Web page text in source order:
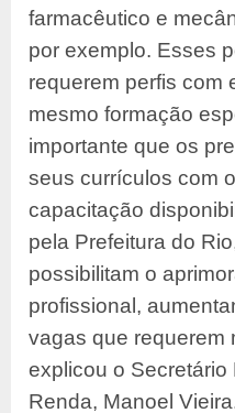
farmacêutico e
por exemplo. Esses
requerem perfis com
mesmo formação
importante que os
seus currículos com
capacitação
pela Prefeitura do
possibilitam o
profissional,
vagas que requerem
explicou o Secretário
Renda, Manoel